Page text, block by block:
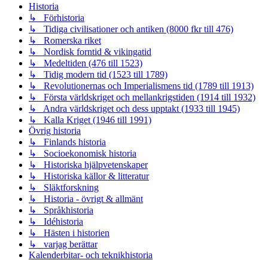
Historia
↳ Förhistoria
↳ Tidiga civilisationer och antiken (8000 fkr till 476)
↳ Romerska riket
↳ Nordisk forntid & vikingatid
↳ Medeltiden (476 till 1523)
↳ Tidig modern tid (1523 till 1789)
↳ Revolutionernas och Imperialismens tid (1789 till 1913)
↳ Första världskriget och mellankrigstiden (1914 till 1932)
↳ Andra världskriget och dess upptakt (1933 till 1945)
↳ Kalla Kriget (1946 till 1991)
Övrig historia
↳ Finlands historia
↳ Socioekonomisk historia
↳ Historiska hjälpvetenskaper
↳ Historiska källor & litteratur
↳ Släktforskning
↳ Historia - övrigt & allmänt
↳ Språkhistoria
↳ Idéhistoria
↳ Hästen i historien
↳ varjag berättar
Kalenderbitar- och teknikhistoria